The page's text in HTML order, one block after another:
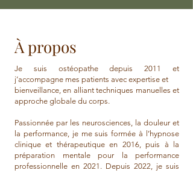
À propos
Je suis ostéopathe depuis 2011 et
j’accompagne mes patients avec expertise et
bienveillance, en alliant techniques manuelles et
approche globale du corps.
Passionnée par les neurosciences, la douleur et
la performance, je me suis formée à l’hypnose
clinique et thérapeutique en 2016, puis à la
préparation mentale pour la performance
professionnelle en 2021. Depuis 2022, je suis